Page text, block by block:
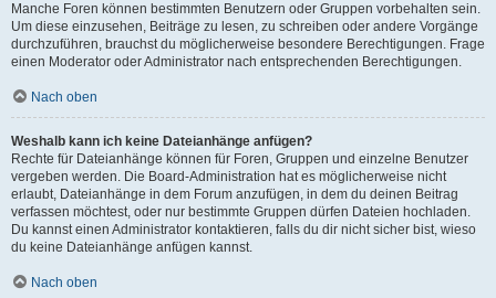
Manche Foren können bestimmten Benutzern oder Gruppen vorbehalten sein.
Um diese einzusehen, Beiträge zu lesen, zu schreiben oder andere Vorgänge
durchzuführen, brauchst du möglicherweise besondere Berechtigungen. Frage
einen Moderator oder Administrator nach entsprechenden Berechtigungen.
Nach oben
Weshalb kann ich keine Dateianhänge anfügen?
Rechte für Dateianhänge können für Foren, Gruppen und einzelne Benutzer
vergeben werden. Die Board-Administration hat es möglicherweise nicht
erlaubt, Dateianhänge in dem Forum anzufügen, in dem du deinen Beitrag
verfassen möchtest, oder nur bestimmte Gruppen dürfen Dateien hochladen.
Du kannst einen Administrator kontaktieren, falls du dir nicht sicher bist, wieso
du keine Dateianhänge anfügen kannst.
Nach oben